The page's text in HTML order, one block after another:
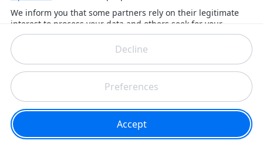
qui pourraient avoir une incidence sur le onze de départ aligné !